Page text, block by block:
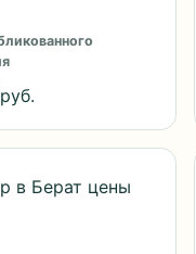
руб.
в Берат цены